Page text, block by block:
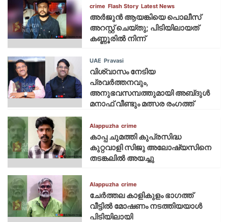
crime Flash Story Latest News
അർജുൻ ആയങ്കിയെ പൊലീസ്
അറസ്റ്റ് ചെയ്‌തു; പിടിയിലായത്
കണ്ണൂരിൽ നിന്ന്
UAE Pravasi
വിശ്വാസം നേടിയ
പ്രവർത്തനവും,
അനുഭവസമ്പത്തുമായി അബ്‌ദുൾ
മനാഫ് വീണ്ടും മത്സര രംഗത്ത്
Alappuzha crime
കാപ്പ ചുമത്തി കുപ്രസിദ്ധ
കുറ്റവാളി സിജു അലോഷ്യസിനെ
തടങ്കലിൽ അയച്ചു
Alappuzha crime
ചേർത്തല കാളികുളം ഭാഗത്ത്
വീട്ടിൽ മോഷണം നടത്തിയയാൾ
പിടിയിലായി